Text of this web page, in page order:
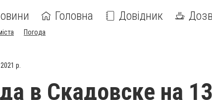
Головна Довідник
Погода
р.
в Скадовске на